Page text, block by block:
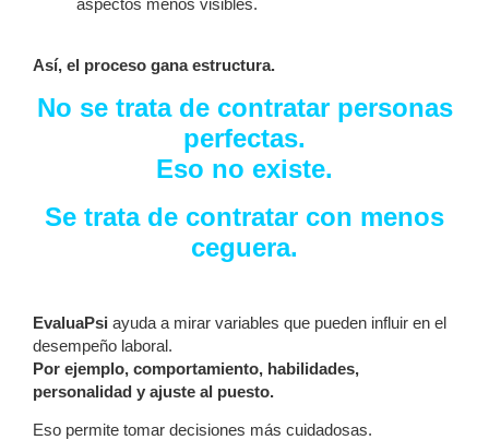
Así, el proceso gana estructura.
No se trata de contratar personas
perfectas.
Eso no existe.
Se trata de contratar con menos
ceguera.
EvaluaPsi ayuda a mirar variables que pueden influir en el
desempeño laboral.
Por ejemplo, comportamiento, habilidades,
personalidad y ajuste al puesto.
Eso permite tomar decisiones más cuidadosas.